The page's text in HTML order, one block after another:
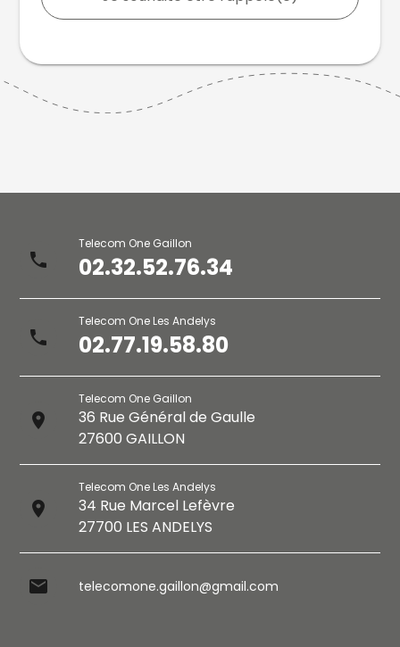
phone
Telecom One Gaillon
02.32.52.76.34
phone
Telecom One Les Andelys
02.77.19.58.80
place
Telecom One Gaillon
36 Rue Général de Gaulle
27600 GAILLON
place
Telecom One Les Andelys
34 Rue Marcel Lefèvre
27700 LES ANDELYS
mail telecomone.gaillon@gmail.com